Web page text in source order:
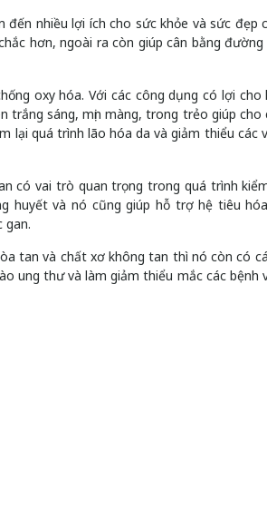
nhiều lợi ích cho sức khỏe và sức đẹp
hơn, ngoài ra còn giúp cân bằng
oxy hóa. Với các công dụng có lợi cho
sáng, mịn màng, trong trẻo giúp cho
lại quá trình lão hóa da và giảm thiểu các
có vai trò quan trọng trong quá trình
huyết và nó cũng giúp hỗ trợ hệ tiêu
gan.
tan và chất xơ không tan thì nó còn có
ung thư và làm giảm thiểu mắc các bệnh